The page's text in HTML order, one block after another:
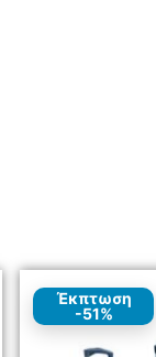
Έκπτωση
-51%